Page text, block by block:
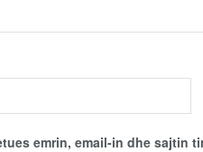
emrin, email-in dhe sajtin